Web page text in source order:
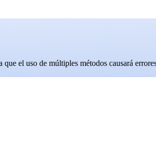
que el uso de múltiples métodos causará